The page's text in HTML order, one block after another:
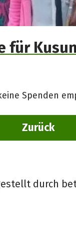
für
Spenden
Zurück
durch